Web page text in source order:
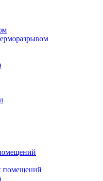
помещений